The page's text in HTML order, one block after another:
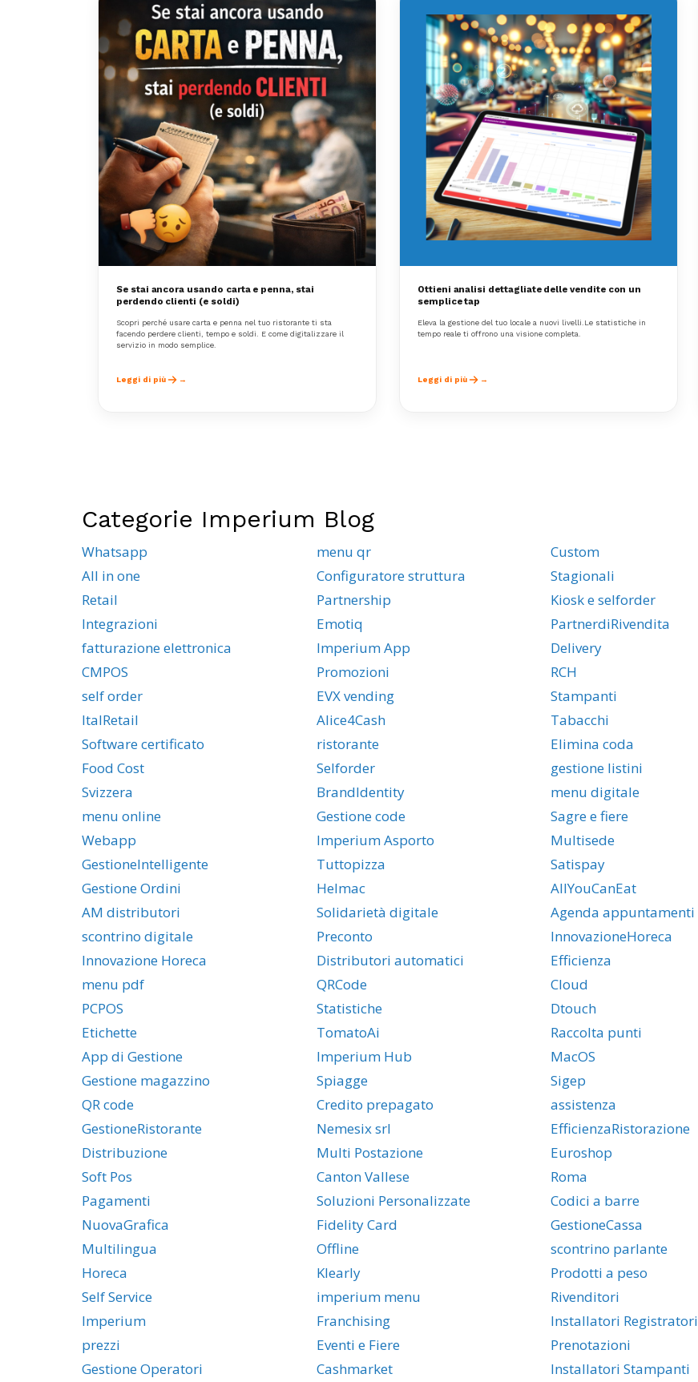
Se stai ancora usando carta e penna, stai
perdendo clienti (e soldi)
Scopri perché usare carta e penna nel tuo ristorante ti sta
facendo perdere clienti, tempo e soldi. E come digitalizzare il
servizio in modo semplice.
Leggi di più
Ottieni analisi dettagliate delle vendite con un
semplice tap
Eleva la gestione del tuo locale a nuovi livelli.Le statistiche in
tempo reale ti offrono una visione completa.
Leggi di più
Categorie Imperium Blog
Whatsapp menu qr Custom
All in one
Configuratore struttura Stagionali
Retail
Partnership Kiosk e selforder
Integrazioni
Emotiq PartnerdiRivendita
fatturazione elettronica
Imperium App Delivery
CMPOS
Promozioni RCH
self order
EVX vending Stampanti
ItalRetail
Alice4Cash Tabacchi
Software certificato
ristorante Elimina coda
Food Cost
Selforder gestione listini
Svizzera
BrandIdentity menu digitale
menu online
Gestione code Sagre e fiere
Webapp
Imperium Asporto Multisede
GestioneIntelligente
Tuttopizza Satispay
Gestione Ordini
Helmac AllYouCanEat
AM distributori
Solidarietà digitale Agenda appuntamenti
scontrino digitale
Preconto InnovazioneHoreca
Innovazione Horeca
Distributori automatici Efficienza
menu pdf
QRCode Cloud
PCPOS
Statistiche Dtouch
Etichette
TomatoAi Raccolta punti
App di Gestione
Imperium Hub MacOS
Gestione magazzino
Spiagge Sigep
QR code
Credito prepagato assistenza
GestioneRistorante
Nemesix srl EfficienzaRistorazione
Distribuzione
Multi Postazione Euroshop
Soft Pos
Canton Vallese Roma
Pagamenti
Soluzioni Personalizzate Codici a barre
NuovaGrafica
Fidelity Card GestioneCassa
Multilingua
Offline scontrino parlante
Horeca
Klearly Prodotti a peso
Self Service
imperium menu Rivenditori
Imperium
Franchising Installatori Registratori
prezzi
Eventi e Fiere Prenotazioni
Gestione Operatori
Cashmarket Installatori Stampanti